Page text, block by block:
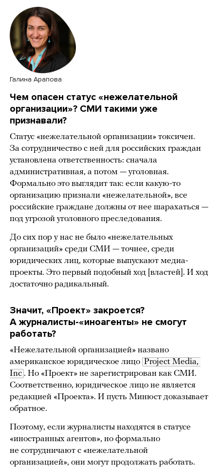
Галина Арапова
Чем опасен статус «нежелательной
организации»? СМИ такими уже
признавали?
Статус «нежелательной организации» токсичен.
За сотрудничество с ней для российских граждан
установлена ответственность: сначала
административная, а потом — уголовная.
Формально это выглядит так: если какую-то
организацию признали «нежелательной», все
российские граждане должны от нее шарахаться —
под угрозой уголовного преследования.
До сих пор у нас не было «нежелательных
организаций» среди СМИ — точнее, среди
юридических лиц, которые выпускают медиа-
проекты. Это первый подобный ход [властей]. И ход
достаточно радикальный.
Значит, «Проект» закроется?
А журналисты-«иноагенты» не смогут
работать?
«Нежелательной организацией» названо
американское юридическое лицо Project Media,
Inc . Но «Проект» не зарегистрирован как СМИ.
Соответственно, юридическое лицо не является
редакцией «Проекта». И пусть Минюст доказывает
обратное.
Поэтому, если журналисты находятся в статусе
«иностранных агентов», но формально
не сотрудничают с «нежелательной
организацией», они могут продолжать работать.